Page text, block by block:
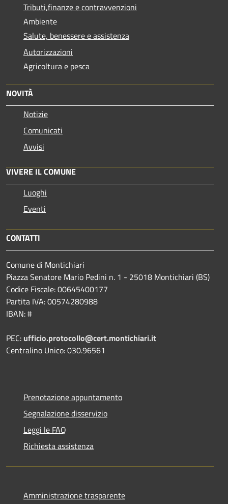
Tributi,finanze e contravvenzioni
Ambiente
Salute, benessere e assistenza
Autorizzazioni
Agricoltura e pesca
NOVITÀ
Notizie
Comunicati
Avvisi
VIVERE IL COMUNE
Luoghi
Eventi
CONTATTI
Comune di Montichiari
Piazza Senatore Mario Pedini n. 1 - 25018 Montichiari (BS)
Codice Fiscale: 00645400177
Partita IVA: 00574280988
IBAN: #
PEC: ufficio.protocollo@cert.montichiari.it
Centralino Unico: 030.96561
Prenotazione appuntamento
Segnalazione disservizio
Leggi le FAQ
Richiesta assistenza
Amministrazione trasparente